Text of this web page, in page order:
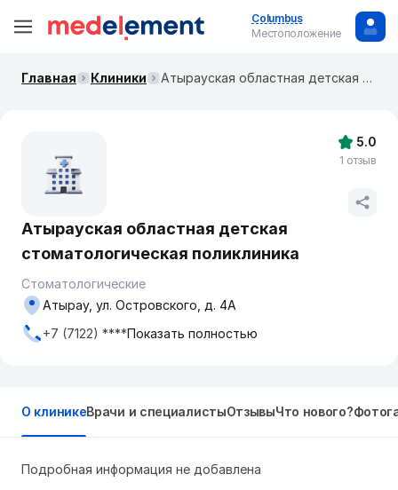
Columbus
Местоположение
Главная Клиники Атырауская областная детская стоматологическая поликлиника
Атырауская областная детская
стоматологическая поликлиника
Стоматологические
Атырау, ул. Островского, д. 4А
+7 (7122) ****Показать полностью
5.0
1 отзыв
О клиникеВрачи и специалистыОтзывыЧто нового?
Подробная информация не добавлена